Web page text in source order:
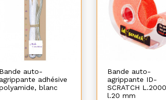
Bande auto-
agrippante adhésive
blanc
Bande auto-
agrippante ID-
SCRATCH
l.20 mm